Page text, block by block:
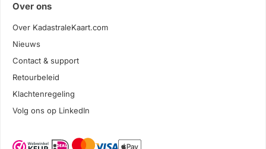
Over ons
Over KadastraleKaart.com
Nieuws
Contact & support
Retourbeleid
Klachtenregeling
Volg ons op LinkedIn